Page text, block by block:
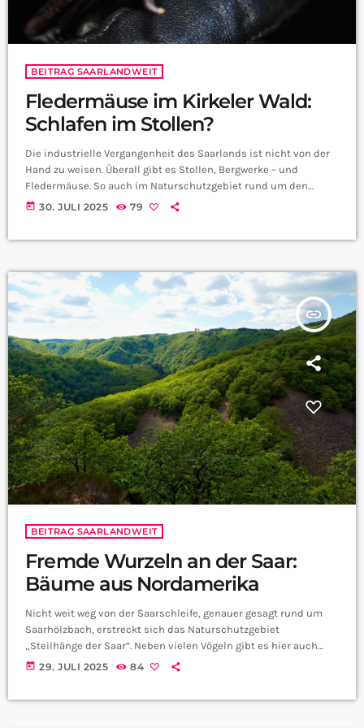
BEITRAG SAARLANDWEIT
Fledermäuse im Kirkeler Wald:
Schlafen im Stollen?
Die industrielle Vergangenheit des Saarlands ist nicht von der
Hand zu weisen. Überall gibt es Stollen, Bergwerke – und
Fledermäuse. So auch im Naturschutzgebiet rund um den
Kirkeler Wald. Fledermausexpertin Dr. Christine Harbusch und 1.
today 30. JULI 2025 79
insert_link
BEITRAG SAARLANDWEIT
Fremde Wurzeln an der Saar:
Bäume aus Nordamerika
Nicht weit weg von der Saarschleife, genauer gesagt rund um
Saarhölzbach, erstreckt sich das Naturschutzgebiet
„Steilhänge der Saar“. Neben vielen Vögeln gibt es hier auch
einen dichten Mischwald, gepaart mit einigen standortfremden
today 29. JULI 2025 84